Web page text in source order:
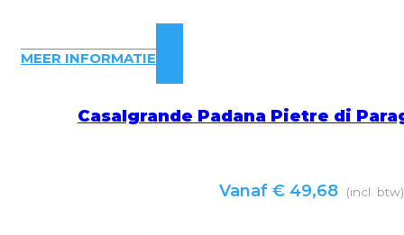
MEER INFORMATIE
Casalgrande Padana Pietre di
Vanaf€ 49,68 (incl. btw)